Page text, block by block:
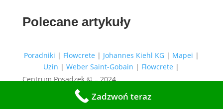
Polecane artykuły
Poradniki | Flowcrete | Johannes Kiehl KG| Mapei |
Uzin |Weber Saint-Gobain | Flowcrete |
Centrum Posadzek © – 2024
Zadzwoń teraz